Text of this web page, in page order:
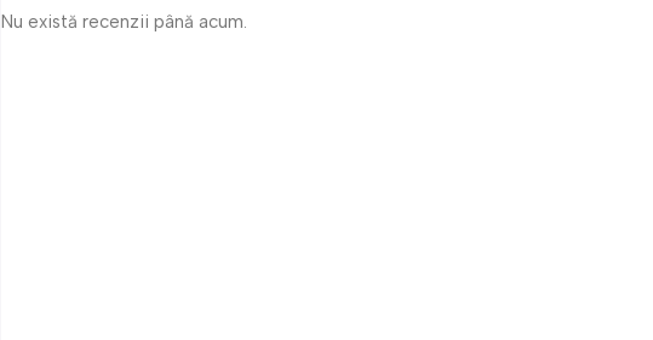
Nu există recenzii până acum.